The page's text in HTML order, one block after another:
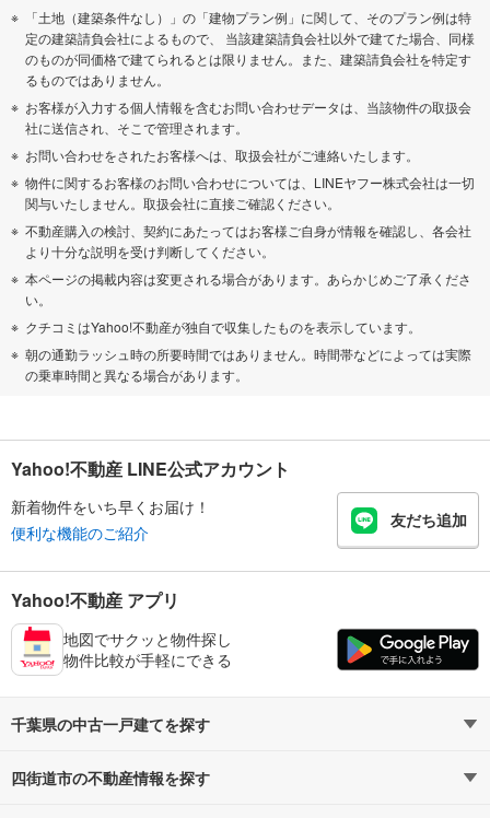
「土地（建築条件なし）」の「建物プラン例」に関して、そのプラン例は特
定の建築請負会社によるもので、 当該建築請負会社以外で建てた場合、同様
のものが同価格で建てられるとは限りません。また、建築請負会社を特定す
るものではありません。
お客様が入力する個人情報を含むお問い合わせデータは、当該物件の取扱会
社に送信され、そこで管理されます。
お問い合わせをされたお客様へは、取扱会社がご連絡いたします。
物件に関するお客様のお問い合わせについては、LINEヤフー株式会社は一切
関与いたしません。取扱会社に直接ご確認ください。
不動産購入の検討、契約にあたってはお客様ご自身が情報を確認し、各会社
より十分な説明を受け判断してください。
本ページの掲載内容は変更される場合があります。あらかじめご了承くださ
い。
クチコミはYahoo!不動産が独自で収集したものを表示しています。
朝の通勤ラッシュ時の所要時間ではありません。時間帯などによっては実際
の乗車時間と異なる場合があります。
Yahoo!不動産 LINE公式アカウント
新着物件をいち早くお届け！
便利な機能のご紹介
友だち追加
Yahoo!不動産 アプリ
地図でサクッと物件探し
物件比較が手軽にできる
千葉県の中古一戸建てを探す
路線・駅から探す
四街道市の不動産情報を探す